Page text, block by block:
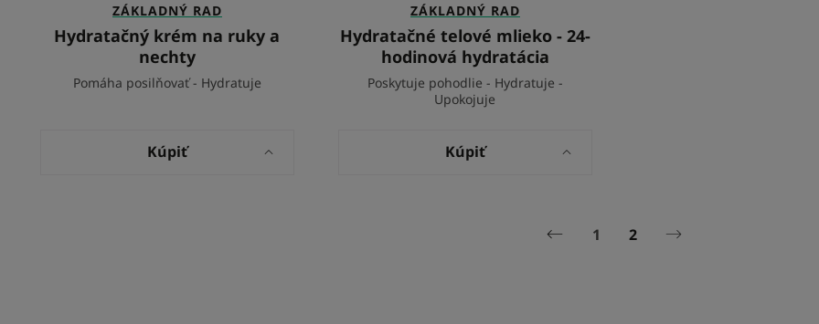
ZÁKLADNÝ RAD
Hydratačný krém na ruky a
nechty
Pomáha posilňovať - Hydratuje
Kúpiť
ZÁKLADNÝ RAD
Hydratačné telové mlieko - 24-
hodinová hydratácia
Poskytuje pohodlie - Hydratuje -
Upokojuje
Kúpiť
Predchádzajúca
1 2
Ďalšia